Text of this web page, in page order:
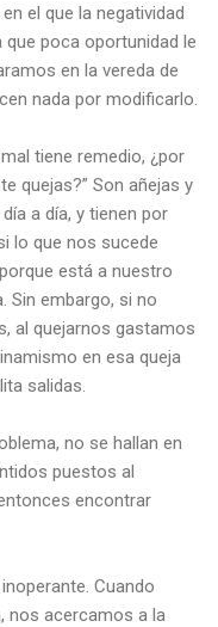
el que la negatividad
que poca oportunidad le
en la vereda de
nada por modificarlo.
tiene remedio, ¿por
quejas?” Son añejas y
a día, y tienen por
lo que nos sucede
está a nuestro
Sin embargo, si no
al quejarnos gastamos
en esa queja
salidas.
no se hallan en
puestos al
encontrar
Cuando
nos acercamos a la